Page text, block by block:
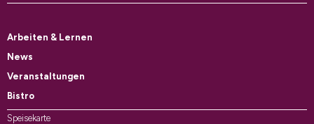
Arbeiten & Lernen
News
Veranstaltungen
Bistro
Speisekarte